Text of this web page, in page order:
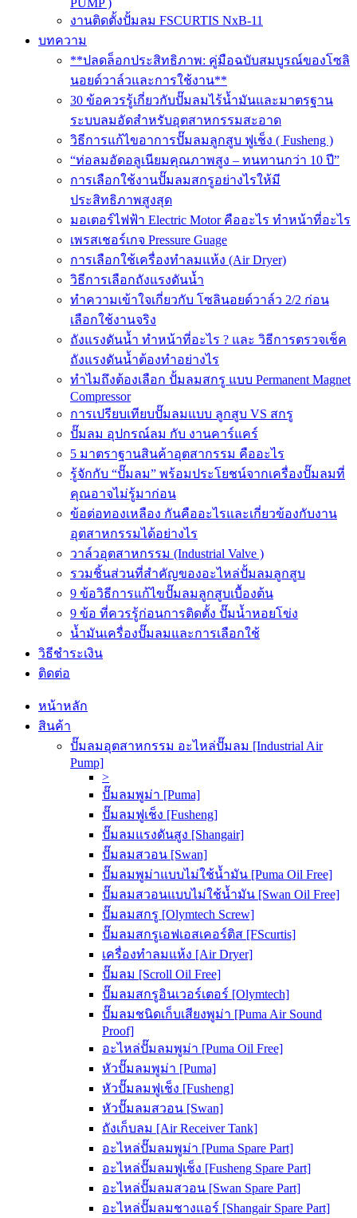
PUMP )
งานติดตั้งปั้มลม FSCURTIS NxB-11
บทความ
**ปลดล็อกประสิทธิภาพ: คู่มือฉบับสมบูรณ์ของโซลิ
นอยด์วาล์วและการใช้งาน**
30 ข้อควรรู้เกี่ยวกับปั๊มลมไร้น้ำมันและมาตรฐาน
ระบบลมอัดสำหรับอุตสาหกรรมสะอาด
วิธีการแก้ไขอาการปั๊มลมลูกสูบ ฟูเช็ง ( Fusheng )
“ท่อลมอัดอลูเนียมคุณภาพสูง – ทนทานกว่า 10 ปี”
การเลือกใช้งานปั๊มลมสกรูอย่างไรให้มี
ประสิทธิภาพสูงสุด
มอเตอร์ไฟฟ้า Electric Motor คืออะไร ทำหน้าที่อะไร
เพรสเชอร์เกจ Pressure Guage
การเลือกใช้เครื่องทำลมแห้ง (Air Dryer)
วิธีการเลือกถังแรงดันน้ำ
ทำความเข้าใจเกี่ยวกับ โซลินอยด์วาล์ว 2/2 ก่อน
เลือกใช้งานจริง
ถังแรงดันน้ำ ทำหน้าที่อะไร ? และ วิธีการตรวจเช็ค
ถังแรงดันน้ำต้องทำอย่างไร
ทำไมถึงต้องเลือก ปั้มลมสกรู แบบ Permanent Magnet
Compressor
การเปรียบเทียบปั๊มลมแบบ ลูกสูบ VS สกรู
ปั๊มลม อุปกรณ์ลม กับ งานคาร์แคร์
5 มาตราฐานสินค้าอุตสากรรม คืออะไร
รู้จักกับ “ปั๊มลม” พร้อมประโยชน์จากเครื่องปั๊มลมที่
คุณอาจไม่รู้มาก่อน
ข้อต่อทองเหลือง กันคืออะไรและเกี่ยวข้องกับงาน
อุตสาหกรรมได้อย่างไร
วาล์วอุตสาหกรรม (Industrial Valve )
รวมชิ้นส่วนที่สำคัญของอะไหล่ปั้มลมลูกสูบ
9 ข้อวิธีการแก้ไขปั๊มลมลูกสูบเบื้องต้น
9 ข้อ ที่ควรรู้ก่อนการติดตั้ง ปั๊มน้ำหอยโข่ง
น้ำมันเครื่องปั๊มลมและการเลือกใช้
วิธีชำระเงิน
ติดต่อ
หน้าหลัก
สินค้า
ปั๊มลมอุตสาหกรรม อะไหล่ปั๊มลม [Industrial Air
Pump]
>
ปั๊มลมพูม่า [Puma]
ปั๊มลมฟูเช็ง [Fusheng]
ปั๊มลมแรงดันสูง [Shangair]
ปั๊มลมสวอน [Swan]
ปั๊มลมพูม่าแบบไม่ใช้น้ำมัน [Puma Oil Free]
ปั๊มลมสวอนแบบไม่ใช้น้ำมัน [Swan Oil Free]
ปั๊มลมสกรู [Olymtech Screw]
ปั๊มลมสกรูเอฟเอสเคอร์ติส [FScurtis]
เครื่องทำลมแห้ง [Air Dryer]
ปั๊มลม [Scroll Oil Free]
ปั๊มลมสกรูอินเวอร์เตอร์ [Olymtech]
ปั๊มลมชนิดเก็บเสียงพูม่า [Puma Air Sound
Proof]
อะไหล่ปั๊มลมพูม่า [Puma Oil Free]
หัวปั๊มลมพูม่า [Puma]
หัวปั๊มลมฟูเช็ง [Fusheng]
หัวปั๊มลมสวอน [Swan]
ถังเก็บลม [Air Receiver Tank]
อะไหล่ปั๊มลมพูม่า [Puma Spare Part]
อะไหล่ปั๊มลมฟูเช็ง [Fusheng Spare Part]
อะไหล่ปั๊มลมสวอน [Swan Spare Part]
อะไหล่ปั๊มลมชางแอร์ [Shangair Spare Part]